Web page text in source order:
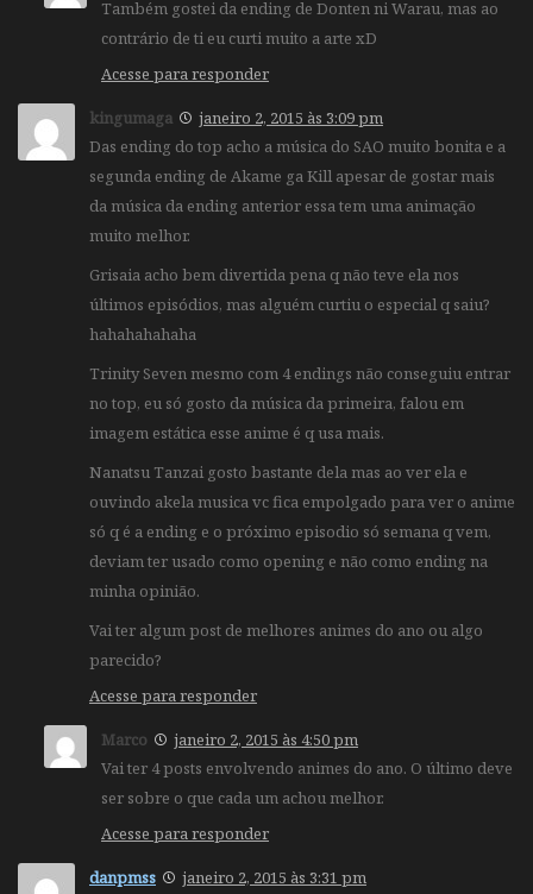
Também gostei da ending de Donten ni Warau, mas ao
contrário de ti eu curti muito a arte xD
Acesse para responder
kingumaga
janeiro 2, 2015 às 3:09 pm
Das ending do top acho a música do SAO muito bonita e a
segunda ending de Akame ga Kill apesar de gostar mais
da música da ending anterior essa tem uma animação
muito melhor.
Grisaia acho bem divertida pena q não teve ela nos
últimos episódios, mas alguém curtiu o especial q saiu?
hahahahahaha
Trinity Seven mesmo com 4 endings não conseguiu entrar
no top, eu só gosto da música da primeira, falou em
imagem estática esse anime é q usa mais.
Nanatsu Tanzai gosto bastante dela mas ao ver ela e
ouvindo akela musica vc fica empolgado para ver o anime
só q é a ending e o próximo episodio só semana q vem,
deviam ter usado como opening e não como ending na
minha opinião.
Vai ter algum post de melhores animes do ano ou algo
parecido?
Acesse para responder
Marco
janeiro 2, 2015 às 4:50 pm
Vai ter 4 posts envolvendo animes do ano. O último deve
ser sobre o que cada um achou melhor.
Acesse para responder
danpmss
janeiro 2, 2015 às 3:31 pm